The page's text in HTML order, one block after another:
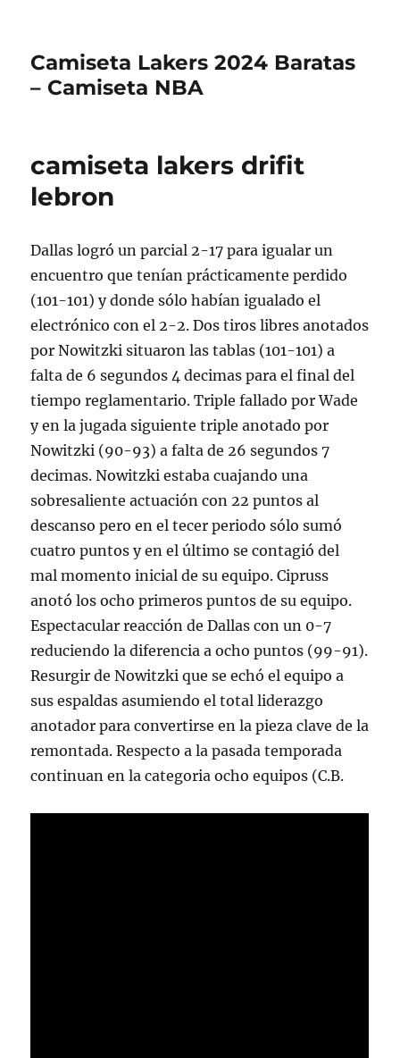
Camiseta Lakers 2024 Baratas
– Camiseta NBA
camiseta lakers drifit
lebron
Dallas logró un parcial 2-17 para igualar un
encuentro que tenían prácticamente perdido
(101-101) y donde sólo habían igualado el
electrónico con el 2-2. Dos tiros libres anotados
por Nowitzki situaron las tablas (101-101) a
falta de 6 segundos 4 decimas para el final del
tiempo reglamentario. Triple fallado por Wade
y en la jugada siguiente triple anotado por
Nowitzki (90-93) a falta de 26 segundos 7
decimas. Nowitzki estaba cuajando una
sobresaliente actuación con 22 puntos al
descanso pero en el tecer periodo sólo sumó
cuatro puntos y en el último se contagió del
mal momento inicial de su equipo. Cipruss
anotó los ocho primeros puntos de su equipo.
Espectacular reacción de Dallas con un 0-7
reduciendo la diferencia a ocho puntos (99-91).
Resurgir de Nowitzki que se echó el equipo a
sus espaldas asumiendo el total liderazgo
anotador para convertirse en la pieza clave de la
remontada. Respecto a la pasada temporada
continuan en la categoria ocho equipos (C.B.